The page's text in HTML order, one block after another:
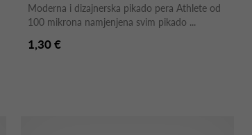
Moderna i dizajnerska pikado pera Athlete od
100 mikrona namjenjena svim pikado ...
1,30 €